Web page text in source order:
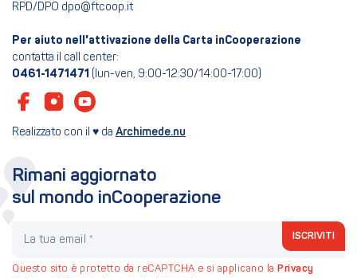
RPD/DPO dpo@ftcoop.it
Per aiuto nell'attivazione della Carta inCooperazione
contatta il call center:
0461-1471471 (lun-ven, 9:00-12:30/14:00-17:00)
Realizzato con il ♥ da Archimede.nu
Rimani aggiornato
sul mondo inCooperazione
ISCRIVITI
Questo sito è protetto da reCAPTCHA e si applicano la Privacy